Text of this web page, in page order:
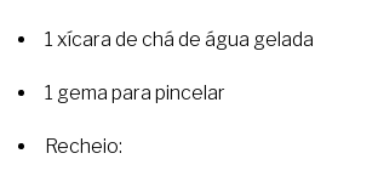
1 xícara de chá de água gelada
1 gema para pincelar
Recheio: